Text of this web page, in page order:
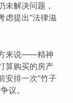
未解决问题，
虑提出“法律滋
来说——精神
算购买的房产
安排一次“竹子
议。